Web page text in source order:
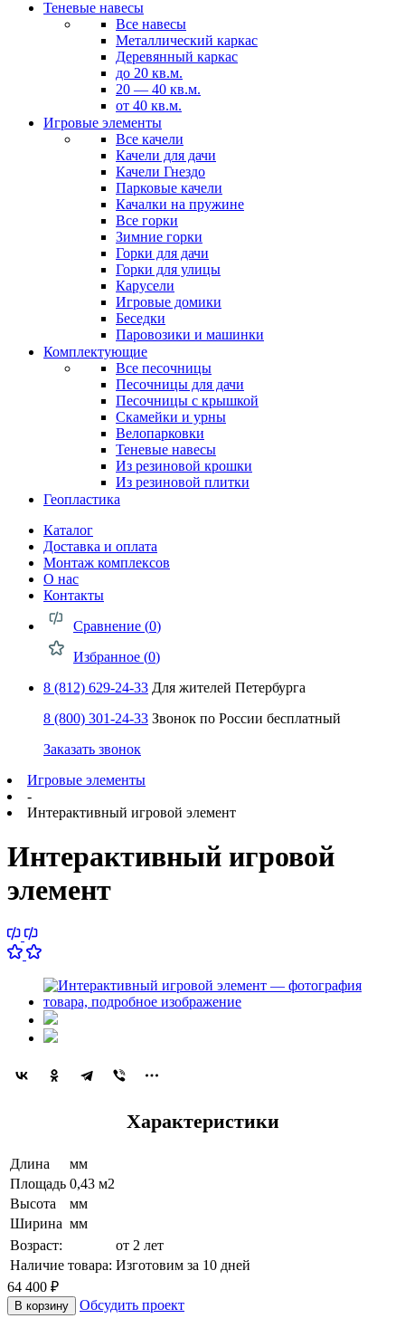
Теневые навесы
Все навесы
Металлический каркас
Деревянный каркас
до 20 кв.м.
20 — 40 кв.м.
от 40 кв.м.
Игровые элементы
Все качели
Качели для дачи
Качели Гнездо
Парковые качели
Качалки на пружине
Все горки
Зимние горки
Горки для дачи
Горки для улицы
Карусели
Игровые домики
Беседки
Паровозики и машинки
Комплектующие
Все песочницы
Песочницы для дачи
Песочницы с крышкой
Скамейки и урны
Велопарковки
Теневые навесы
Из резиновой крошки
Из резиновой плитки
Геопластика
Каталог
Доставка и оплата
Монтаж комплексов
О нас
Контакты
Сравнение (0)
Избранное (0)
8 (812) 629-24-33 Для жителей Петербурга
8 (800) 301-24-33 Звонок по России бесплатный
Заказать звонок
Игровые элементы
-
Интерактивный игровой элемент
Интерактивный игровой
элемент
Характеристики
Длина
мм
Площадь 0,43 м2
Высота
мм
Ширина мм
Возраст:
от 2 лет
Наличие товара: Изготовим за 10 дней
64 400 ₽
В корзину Обсудить проект